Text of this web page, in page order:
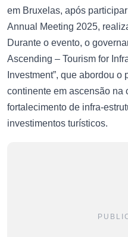
em Bruxelas, após
Annual Meeting 2025,
Durante o evento, o
Ascending – Tourism for
Investment”, que abordou
continente em ascensão na
fortalecimento de infra-
investimentos turísticos.